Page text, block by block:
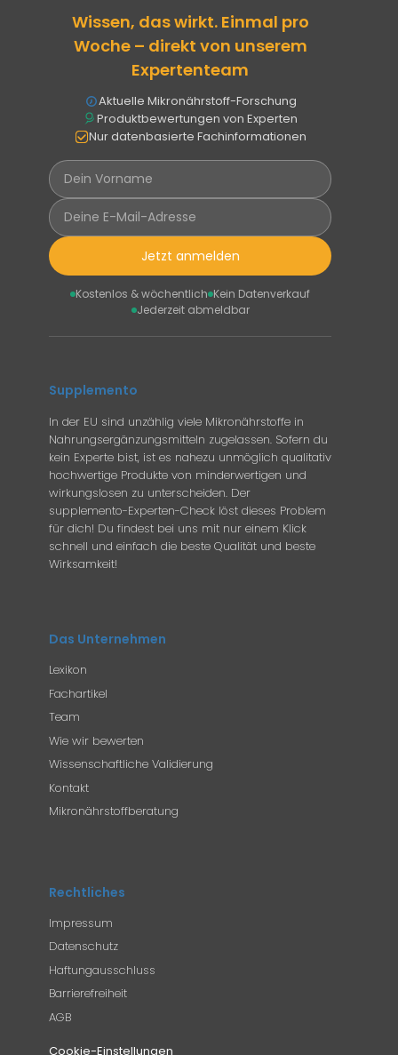
Wissen, das wirkt. Einmal pro
Woche – direkt von unserem
Expertenteam
Aktuelle Mikronährstoff-Forschung
Produktbewertungen von Experten
Nur datenbasierte Fachinformationen
Jetzt anmelden
Kostenlos & wöchentlich Kein Datenverkauf
Jederzeit abmeldbar
Supplemento
In der EU sind unzählig viele Mikronährstoffe in
Nahrungsergänzungsmitteln zugelassen. Sofern du
kein Experte bist, ist es nahezu unmöglich qualitativ
hochwertige Produkte von minderwertigen und
wirkungslosen zu unterscheiden. Der
supplemento-Experten-Check löst dieses Problem
für dich! Du findest bei uns mit nur einem Klick
schnell und einfach die beste Qualität und beste
Wirksamkeit!
Das Unternehmen
Lexikon
Fachartikel
Team
Wie wir bewerten
Wissenschaftliche Validierung
Kontakt
Mikronährstoffberatung
Rechtliches
Impressum
Datenschutz
Haftungausschluss
Barrierefreiheit
AGB
Cookie-Einstellungen